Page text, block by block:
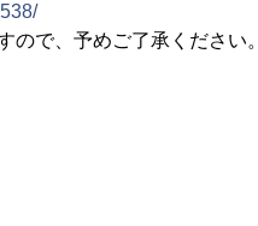
で、予めご了承ください。